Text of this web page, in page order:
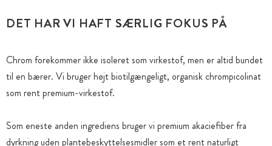
DET HAR VI HAFT SÆRLIG FOKUS PÅ
Chrom forekommer ikke isoleret som virkestof, men er altid bundet
til en bærer. Vi bruger højt biotilgængeligt, organisk chrompicolinat
som rent premium-virkestof.
Som eneste anden ingrediens bruger vi premium akaciefiber fra
dyrkning uden plantebeskyttelsesmidler som et rent naturligt